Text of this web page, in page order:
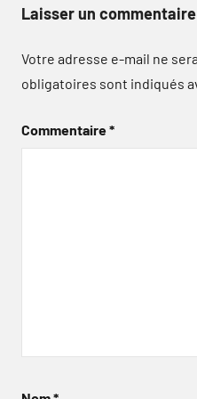
Laisser un commentaire
Votre adresse e-mail ne
obligatoires sont indiqués
Commentaire*